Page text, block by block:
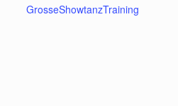
GrosseShowtanzTraining